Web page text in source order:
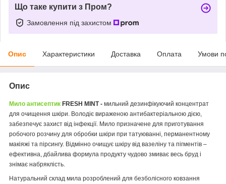
Що таке купити з Пром?
Замовлення під захистом
Опис Характеристики Доставка Оплата Умови
Опис
Мило антисептик FRESH MINT - мильний дезинфікуючий концентрат
для очищення шкіри. Володіє вираженою антибактеріальною дією,
забезпечує захист від інфекції. Мило призначене для приготування
робочого розчину для обробки шкіри при татуюванні, перманентному
макіяжі та пірсингу. Відмінно очищує шкіру від вазеліну та пігментів –
ефективна, дбайлива формула продукту чудово змиває весь бруд і
знімає набряклість.
Натуральний склад мила розроблений для безболісного ковзання